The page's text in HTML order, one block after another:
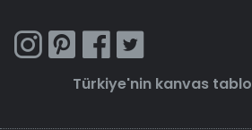
Türkiye'nin kanvas tablo